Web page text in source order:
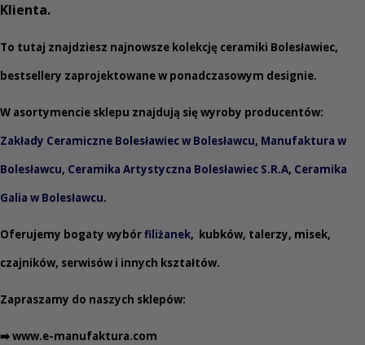
Klienta.
To tutaj znajdziesz najnowsze kolekcję ceramiki Bolesławiec,
bestsellery zaprojektowane w ponadczasowym designie.
W asortymencie sklepu znajdują się wyroby producentów:
Zakłady Ceramiczne Bolesławiec w Bolesławcu, Manufaktura w
Bolesławcu, Ceramika Artystyczna Bolesławiec S.R.A, Ceramika
Galia w Bolesławcu.
Oferujemy bogaty wybórfiliżanek, kubków, talerzy, misek,
czajników, serwisów i innych kształtów.
Zapraszamy do naszych sklepów:
➡️www.e-manufaktura.com